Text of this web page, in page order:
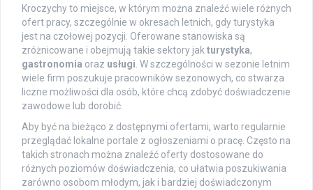
Kroczychy to miejsce, w którym można znaleźć wiele różnych
ofert pracy, szczególnie w okresach letnich, gdy turystyka
jest na czołowej pozycji. Oferowane stanowiska są
zróżnicowane i obejmują takie sektory jak turystyka,
gastronomia oraz usługi . W szczególności w sezonie letnim
wiele firm poszukuje pracowników sezonowych, co stwarza
liczne możliwości dla osób, które chcą zdobyć doświadczenie
zawodowe lub dorobić.
Aby być na bieżąco z dostępnymi ofertami, warto regularnie
przeglądać lokalne portale z ogłoszeniami o pracę. Często na
takich stronach można znaleźć oferty dostosowane do
różnych poziomów doświadczenia, co ułatwia poszukiwania
zarówno osobom młodym, jak i bardziej doświadczonym